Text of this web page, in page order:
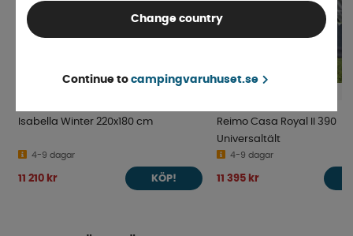
Isabella Winter 220x180 cm
4-9 dagar
11 210 kr KÖP!
Reimo Casa Royal II 390
Universaltält
4-9 dagar
11 395 kr
Change country
Continue to campingvaruhuset.se